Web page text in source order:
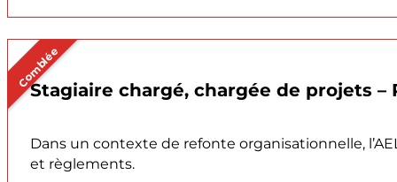
Comblée
Stagiaire chargé, chargée de projets
Dans un contexte de refonte organisationnelle,
et règlements.